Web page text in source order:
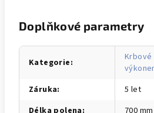
Doplňkové parametry
Kategorie:
Krbové
Záruka:
5 let
Délka polena:
700 mm